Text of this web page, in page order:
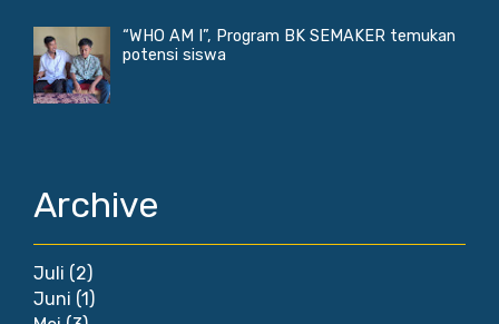
“WHO AM I”, Program BK SEMAKER temukan
potensi siswa
Archive
Juli (2)
Juni (1)